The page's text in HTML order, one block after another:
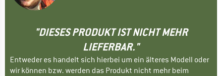
"DIESES PRODUKT IST NICHT MEHR
LIEFERBAR."
Entweder es handelt sich hierbei um ein älteres Modell oder
wir können bzw. werden das Produkt nicht mehr beim